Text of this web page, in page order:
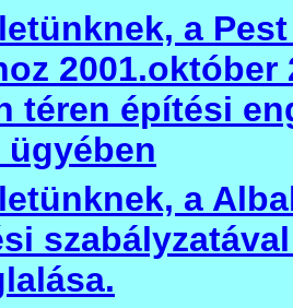
a
2001.október
téren építési
a